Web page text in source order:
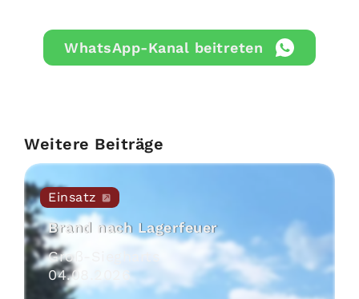
WhatsApp-Kanal beitreten
Weitere Beiträge
Einsatz
Brand nach Lagerfeuer
Groß-Siegharts
04.08 2026